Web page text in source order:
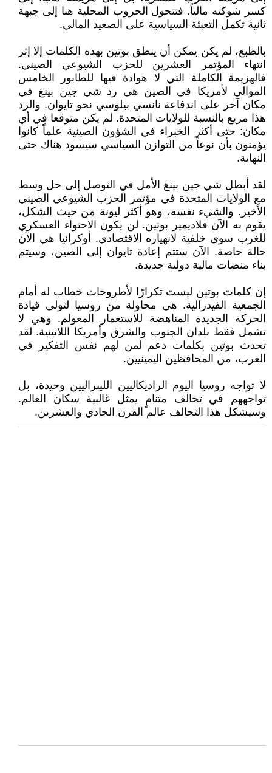
كسر شوكته مالياً. فتتحول الحروب المحلية هنا إلى جبهة
ثانية تكمل التعبئة السياسية على الصعيد المالي.
بالطبع، لم يكن يمكن أن ينطق بوتين بهذه الكلمات إلا إثر
انتهاء المؤتمر العشرين للحزب الشيوعي الصيني.
فالهزيمة الكاملة التي لا هوادة فيها للطابور الخامس
الموالي لأمريكا في الصين هي رد شي جين بينغ في
مكان آخر على اندفاعة نانسي بيلوسي نحو تايوان. والرد
هذا مريع بالنسبة للولايات المتحدة. لم يكن متوقعا في أي
مكان: حتى أكثر الخبراء في الشؤون الصينية علماً كانوا
يؤمنون بأن نوعاً من التوازن السياسي سيسود هناك حتى
النهاية.
لقد أبطل شي جين بينغ الأمل في التوصل إلى حل وسط
مع الولايات المتحدة في مؤتمر الحزب الشيوعي الصيني
الأخير. والشيء نفسه، وهو أكثر ليونة من حيث الشكل،
يقوم به الآن فلاديمير بوتين. لن يكون الاحتواء العسكري
للغرب سوى خلفية لانهياره الاقتصادي. أوكرانيا هي الآن
حالة خاصة. الآن ستتم إعادة تايوان إلى الصين، وسيتم
بناء منصات مالية دولية جديدة.
إن كلمات بوتين ليست تكرارًا لأطروحات خطاب له أمام
الجمعية الفيدرالية. هي محاولة من روسيا لتولي قيادة
الحركة الجديدة المناهضة للاستعمار المعولم. وهي لا
تشمل فقط بلدان الجنوب والشرق وأمريكا اللاتينية. لقد
تحدث بوتين بكلمات دعم لمن لهم نفس التفكير في
الغرب، من المحافظين اليمينيين.
لا تواجه روسيا اليوم الراديكاليين الليبراليين وحيدة، بل
تواجههم في تحالف متنامٍ يمثل غالبية سكان العالم.
وسيشكل هذا التحالف عالم القرن الحادي والعشرين.